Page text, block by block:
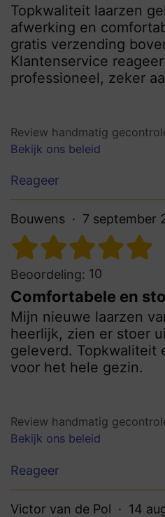
Topkwaliteit laarzen
afwerking en
gratis verzending
Klantenservice
professioneel, zeker
Review handmatig
Bekijk ons beleid
Reageer
Bouwens 7 september
Beoordeling: 10
Comfortabele en
Mijn nieuwe laarzen
heerlijk, zien er stoer
geleverd. Topkwaliteit
voor het hele gezin.
Review handmatig
Bekijk ons beleid
Reageer
Victor van de Pol 14